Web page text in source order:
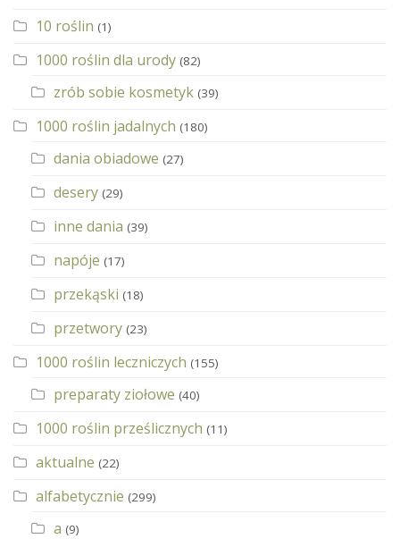
10 roślin (1)
1000 roślin dla urody (82)
zrób sobie kosmetyk (39)
1000 roślin jadalnych (180)
dania obiadowe (27)
desery (29)
inne dania (39)
napóje (17)
przekąski (18)
przetwory (23)
1000 roślin leczniczych (155)
preparaty ziołowe (40)
1000 roślin prześlicznych (11)
aktualne (22)
alfabetycznie (299)
a (9)